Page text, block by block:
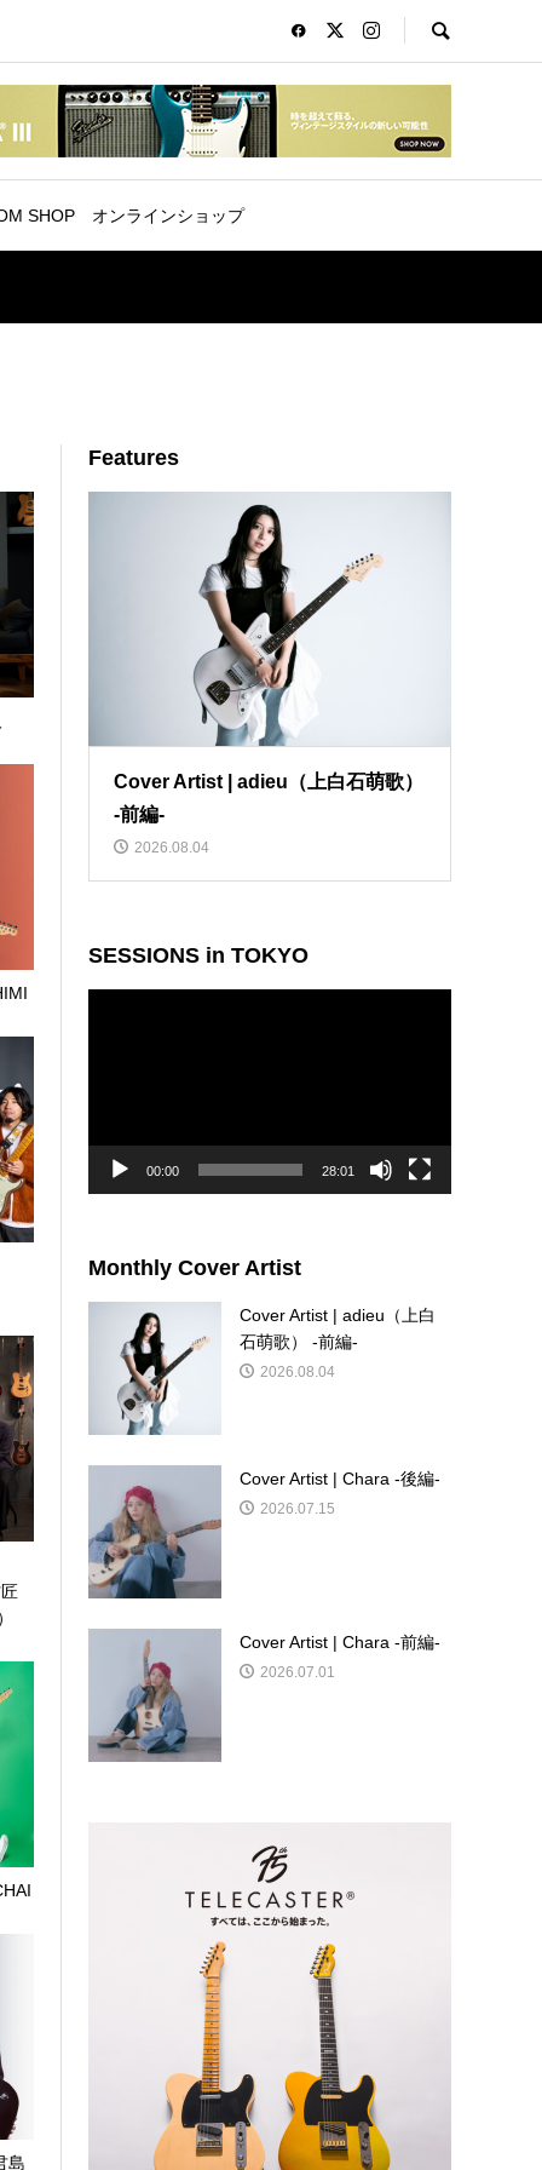
SHOP オンラインショップ
島
Features
Cover Artist | adieu（上白石萌歌）
-前編-
2026.08.04
SESSIONS in TOKYO
00:00 28:01
Monthly Cover Artist
Cover Artist | adieu（上白
石萌歌） -前編-
2026.08.04
Cover Artist | Chara -後編-
2026.07.15
Cover Artist | Chara -前編-
2026.07.01